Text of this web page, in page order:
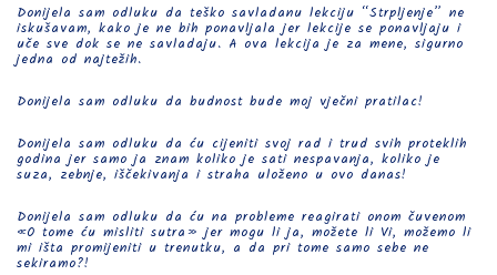
Donijela sam odluku da teško savladanu lekciju “Strpljenje” ne
iskušavam, kako je ne bih ponavljala jer lekcije se ponavljaju i
uče sve dok se ne savladaju. A ova lekcija je za mene, sigurno
jedna od najtežih.
Donijela sam odluku da budnost bude moj vječni pratilac!
Donijela sam odluku da ću cijeniti svoj rad i trud svih proteklih
godina jer samo ja znam koliko je sati nespavanja, koliko je
suza, zebnje, iščekivanja i straha uloženo u ovo danas!
Donijela sam odluku da ću na probleme reagirati onom čuvenom
«O tome ću misliti sutra» jer mogu li ja, možete li Vi, možemo li
mi išta promijeniti u trenutku, a da pri tome samo sebe ne
sekiramo?!